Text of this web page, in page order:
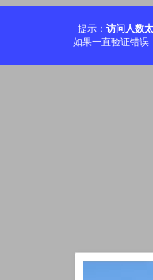
提示： 访问人数
如果一直验证错误